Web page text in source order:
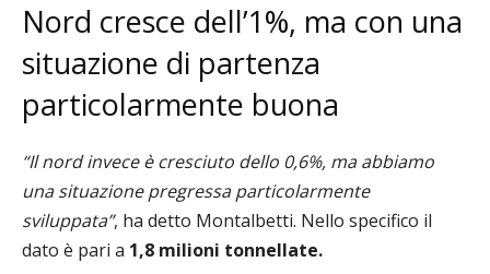
Nord cresce dell’1%, ma con una
situazione di partenza
particolarmente buona
“Il nord invece è cresciuto dello 0,6%, ma abbiamo
una situazione pregressa particolarmente
sviluppata”, ha detto Montalbetti. Nello specifico il
dato è pari a 1,8 milioni tonnellate.